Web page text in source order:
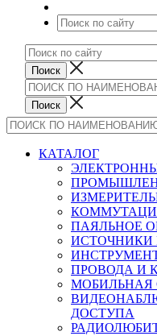
КАТАЛОГ
ПАЯЛЬНОЕ
ИСТОЧНИКИ
ПРОВОДА И
МОБИЛЬНАЯ
ДОСТУПА